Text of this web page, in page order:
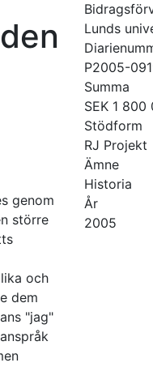
genom
större
och
dem
"jag"
Lunds
P2005-
Summa
SEK 1 800
Stödform
RJ Projekt
Ämne
Historia
År
2005